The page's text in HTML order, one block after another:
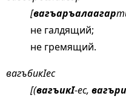
[вагъаръалаагар
не галдящий;
не гремящий.
вагъбикIес
[(вагъикI-ес,